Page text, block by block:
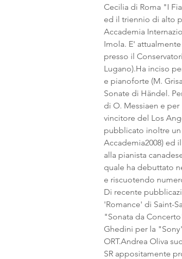
Cecilia di Roma "I
ed il triennio di alto
Accademia
Imola. E'
presso il
Lugano).Ha inciso
e pianoforte (M.
Sonate di Händel.
di O. Messiaen e
vincitore del Los
pubblicato inoltre
Accademia2008) ed
alla pianista
quale ha debuttato
e riscuotendo
Di recente
'Romance' di Saint-
"Sonata da
Ghedini per la
ORT.Andrea Oliva
SR appositamente